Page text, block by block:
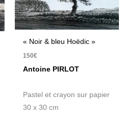
« Noir & bleu Hoëdic »
150€
Antoine PIRLOT
Pastel et crayon sur papier
30 x 30 cm